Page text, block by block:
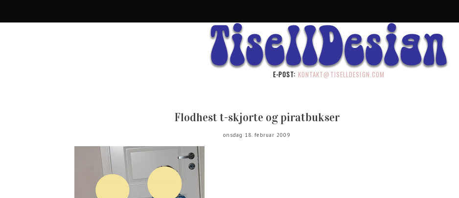
E-POST: KONTAKT@TISELLDESIGN.COM
Flodhest t-skjorte og piratbukser
onsdag 18. februar 2009